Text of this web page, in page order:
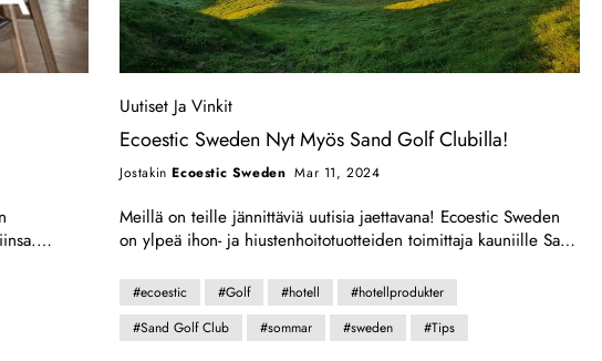
Uutiset Ja Vinkit
Ecoestic Sweden Nyt Myös Sand Golf Clubilla!
JostakinEcoestic Sweden Mar 11, 2024
Meillä on teille jännittäviä uutisia jaettavana! Ecoestic Sweden
on ylpeä ihon- ja hiustenhoitotuotteiden toimittaja kauniille Sand
Olemme iloisia voidessamme olla osa Sand Golf Clubin
tarjontaa ja myötävaikuttaa entistä miellyttävämpään ja
kestävämpään kokemukseen heidän vierailleen. Ihon- ja
#ecoestic #Golf #hotell
#hotellprodukter
#Sand Golf Club
#sommar #sweden #Tips